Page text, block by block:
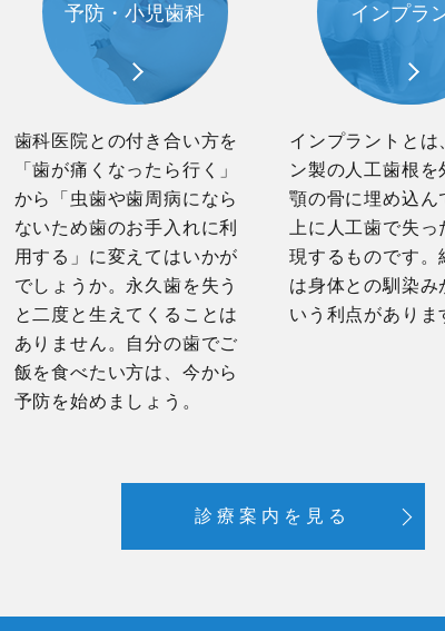
予防・小児歯科
歯科医院との付き合い方を
「歯が痛くなったら行く」
から「虫歯や歯周病になら
ないため歯のお手入れに利
用する」に変えてはいかが
でしょうか。永久歯を失う
と二度と生えてくることは
ありません。自分の歯でご
飯を食べたい方は、今から
予防を始めましょう。
インプラ
インプラントとは
ン製の人工歯根を
顎の骨に埋め込ん
上に人工歯で失
現するものです。
は身体との馴染み
いう利点がありま
診療案内を見る